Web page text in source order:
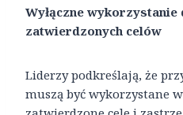
Wyłączne wykorzystanie
zatwierdzonych celów
Liderzy podkreślają, że
muszą być wykorzystane